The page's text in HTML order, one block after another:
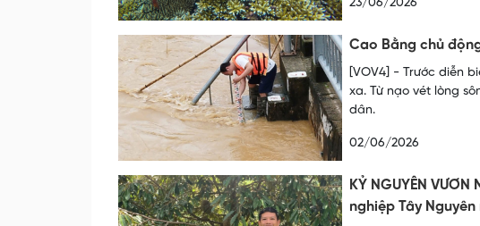
23/06/2026
Cao Bằng chủ
[VOV4] - Trước diễn
xa. Từ nạo vét lòng
dân.
02/06/2026
KỶ NGUYÊN
nghiệp Tây